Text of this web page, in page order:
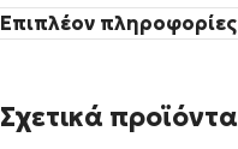
Επιπλέον πληροφορίες
Σχετικά προϊόντα